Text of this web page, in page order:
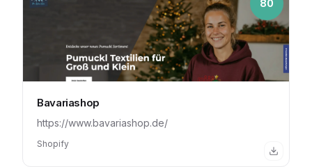
80
Bavariashop
https://www.bavariashop.de/
Shopify